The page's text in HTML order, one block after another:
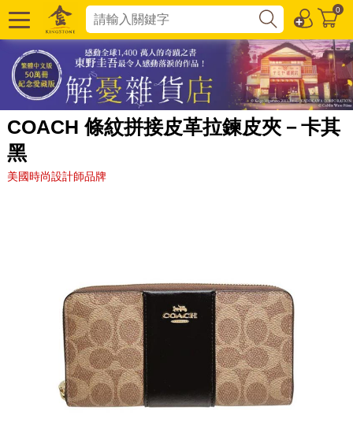
0
COACH 條紋拼接皮革拉鍊皮夾－卡其
黑
美國時尚設計師品牌